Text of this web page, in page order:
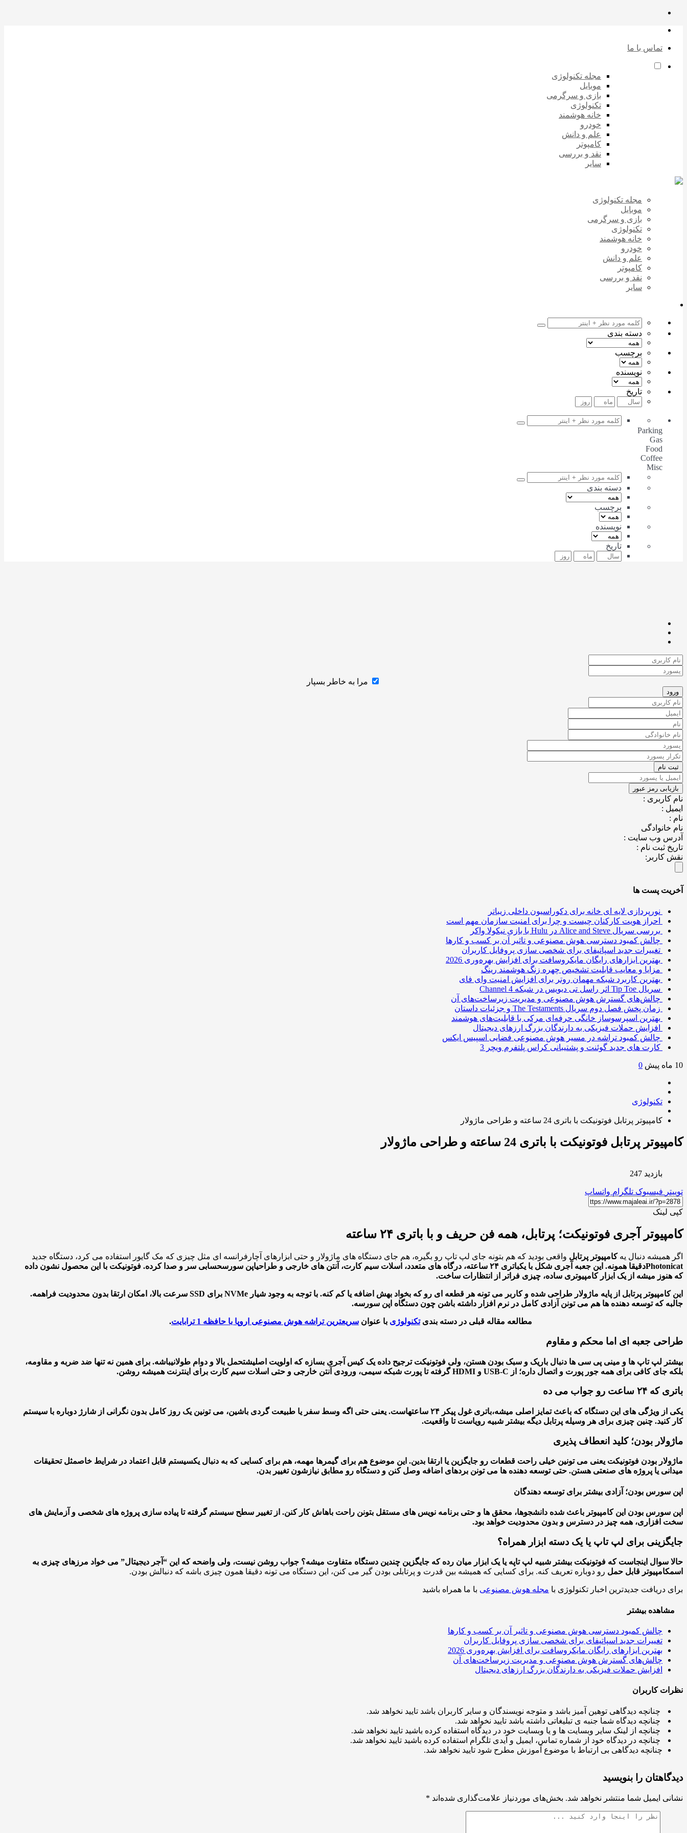
تماس با ما
مجله تکنولوژی
موبایل
بازی و سرگرمی
تکنولوژی
خانه هوشمند
خودرو
علم و دانش
کامپوتر
نقد و بررسی
سایر
مجله تکنولوژی
موبایل
بازی و سرگرمی
تکنولوژی
خانه هوشمند
خودرو
علم و دانش
کامپوتر
نقد و بررسی
سایر
دسته بندی
برچسب
نویسنده
تاریخ
Parking
Gas
Food
Coffee
Misc
دسته بندی
برچسب
نویسنده
تاریخ
مرا به خاطر بسپار
نام کاربری :
ایمیل :
نام :
نام خانوادگی
آدرس وب سایت :
تاریخ ثبت نام :
نقش کاربر:
آخریت پست ها
نورپردازی لایه ای خانه برای دکوراسیون داخلی زیباتر
احراز هویت کارکنان چیست و چرا برای امنیت سازمان مهم است
بررسی سریال Alice and Steve در Hulu با بازی نیکولا واکر
چالش کمبود دسترسی هوش مصنوعی و تاثیر آن بر کسب و کارها
تغییرات جدید اسپاتیفای برای شخصی سازی پروفایل کاربران
بهترین ابزارهای رایگان مایکروسافت برای افزایش بهره‌وری 2026
مزایا و معایب قابلیت تشخیص چهره زنگ هوشمند رینگ
بهترین کاربرد شبکه مهمان روتر برای افزایش امنیت وای فای
سریال Tip Toe اثر راسل تی دیویس در شبکه Channel 4
چالش‌های گسترش هوش مصنوعی و مدیریت زیرساخت‌های آن
زمان پخش فصل دوم سریال The Testaments و جزئیات داستان
بهترین اسپرسوساز خانگی حرفه‌ای مرکی با قابلیت‌های هوشمند
افزایش حملات فیزیکی به دارندگان بزرگ ارزهای دیجیتال
چالش کمبود تراشه در مسیر هوش مصنوعی فضایی اسپیس ایکس
کارت های جدید گوئنت و پشتیبانی کراس پلتفرم ویچر 3
10 ماه پیش 0
تکنولوژی
کامپیوتر پرتابل فوتونیکت با باتری 24 ساعته و طراحی ماژولار
کامپیوتر پرتابل فوتونیکت با باتری 24 ساعته و طراحی ماژولار
بازدید 247
توییتر فیسبوک تلگرام واتساپ
کپی لینک
کامپیوتر آجری فوتونیکت؛ پرتابل، همه فن حریف و با باتری ۲۴ ساعته
اگر همیشه دنبال یهکامپیوتر پرتابل واقعی بودید که هم بتونه جای لپ تاپ رو بگیره، هم جای دستگاه های ماژولار و حتی ابزارهای آچارفرانسه ای مثل چیزی که مک گایور استفاده می کرد، دستگاه جدید
Photonicatدقیقا همونه. این جعبه آجری‎ شکل با یک باتری ۲۴ ساعته ، درگاه های متعدد، اسلات سیم کارت، آنتن های خارجی و طراحیاپن سورسحسابی سر و صدا کرده. فوتونیکت با این محصول نشون داده
که هنوز میشه از یک ابزار کامپیوتری ساده، چیزی فراتر از انتظارات ساخت.
این کامپیوتر پرتابل از پایه ماژولار طراحی شده و کاربر می تونه هر قطعه ای رو که بخواد بهش اضافه یا کم کنه. با توجه به وجود شیار NVMe برای SSD سرعت بالا، امکان ارتقا بدون محدودیت فراهمه.
جالبه که توسعه دهنده ها هم می تونن آزادی کامل در نرم افزار داشته باشن چون دستگاه اپن سورسه.
مطالعه مقاله قبلی در دسته بندیتکنولوژی با عنوان سریعترین تراشه هوش مصنوعی اروپا با حافظه 1 ترابایت .
طراحی جعبه ای اما محکم و مقاوم
بیشتر لپ تاپ ها و مینی پی سی ها دنبال باریک و سبک بودن هستن، ولی فوتونیکت ترجیح داده یک کیس آجری بسازه که اولویت اصلیشتحمل بالا و دوام طولانیباشه. برای همین نه تنها ضد ضربه و مقاومه،
بلکه جای کافی برای همه جور پورت و اتصال داره؛ از USB-C و HDMI گرفته تا پورت شبکه سیمی، ورودی آنتن خارجی و حتی اسلات سیم کارت برای اینترنت همیشه روشن.
باتری که ۲۴ ساعت رو جواب می ده
یکی از ویژگی های این دستگاه که باعث تمایز اصلی میشه،باتری غول پیکر ۲۴ ساعته
است. یعنی حتی اگه وسط سفر یا طبیعت گردی باشین، می تونین یک روز کامل بدون نگرانی از شارژ دوباره با سیستم
کار کنید. چنین چیزی برای هر وسیله پرتابل دیگه بیشتر شبیه رویاست تا واقعیت.
ماژولار بودن؛ کلید انعطاف پذیری
ماژولار بودن فوتونیکت یعنی می تونین خیلی راحت قطعات رو جایگزین یا ارتقا بدین. این موضوع هم برای گیمرها مهمه، هم برای کسایی که به دنبال یکسیستم قابل اعتماد در شرایط خاصمثل تحقیقات
میدانی یا پروژه های صنعتی هستن. حتی توسعه دهنده ها می تونن بردهای اضافه وصل کنن و دستگاه رو مطابق نیازشون تغییر بدن.
اپن سورس بودن؛ آزادی بیشتر برای توسعه دهندگان
اپن سورس بودن این کامپیوتر باعث شده دانشجوها، محقق ها و حتی برنامه نویس های مستقل بتونن راحت باهاش کار کنن. از تغییر سطح سیستم گرفته تا پیاده سازی پروژه های شخصی و آزمایش های
سخت افزاری، همه چیز در دسترس و بدون محدودیت خواهد بود.
جایگزینی برای لپ تاپ یا یک دسته ابزار همراه؟
حالا سوال اینجاست که فوتونیکت بیشتر شبیه لپ تاپه یا یک ابزار میان رده که جایگزین چندین دستگاه متفاوت میشه؟ جواب روشن نیست، ولی واضحه که این “آجر دیجیتال” می خواد مرزهای چیزی به
اسمکامپیوتر قابل حمل رو دوباره تعریف کنه. برای کسایی که همیشه بین قدرت و پرتابلی بودن گیر می کنن، این دستگاه می تونه دقیقا همون چیزی باشه که دنبالش بودن.
برای دریافت جدیدترین اخبار تکنولوژی با مجله هوش مصنوعی با ما همراه باشید
مشاهده بیشتر
چالش کمبود دسترسی هوش مصنوعی و تاثیر آن بر کسب و کارها
تغییرات جدید اسپاتیفای برای شخصی سازی پروفایل کاربران
بهترین ابزارهای رایگان مایکروسافت برای افزایش بهره‌وری 2026
چالش‌های گسترش هوش مصنوعی و مدیریت زیرساخت‌های آن
افزایش حملات فیزیکی به دارندگان بزرگ ارزهای دیجیتال
نظرات کاربران
چنانچه دیدگاهی توهین آمیز باشد و متوجه نویسندگان و سایر کاربران باشد تایید نخواهد شد.
چنانچه دیدگاه شما جنبه ی تبلیغاتی داشته باشد تایید نخواهد شد.
چنانچه از لینک سایر وبسایت ها و یا وبسایت خود در دیدگاه استفاده کرده باشید تایید نخواهد شد.
چنانچه در دیدگاه خود از شماره تماس، ایمیل و آیدی تلگرام استفاده کرده باشید تایید نخواهد شد.
چنانچه دیدگاهی بی ارتباط با موضوع آموزش مطرح شود تایید نخواهد شد.
دیدگاهتان را بنویسید
نشانی ایمیل شما منتشر نخواهد شد. بخش‌های موردنیاز علامت‌گذاری شده‌اند *